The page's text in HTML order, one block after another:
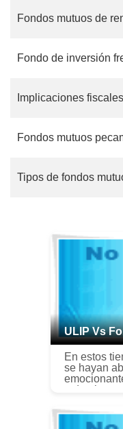
Fondos mutuos de
Fondo de inversión
Implicaciones
Fondos mutuos
Tipos de fondos
ULIP Vs
En estos
se hayan
todo el
ganar de
inversores ...